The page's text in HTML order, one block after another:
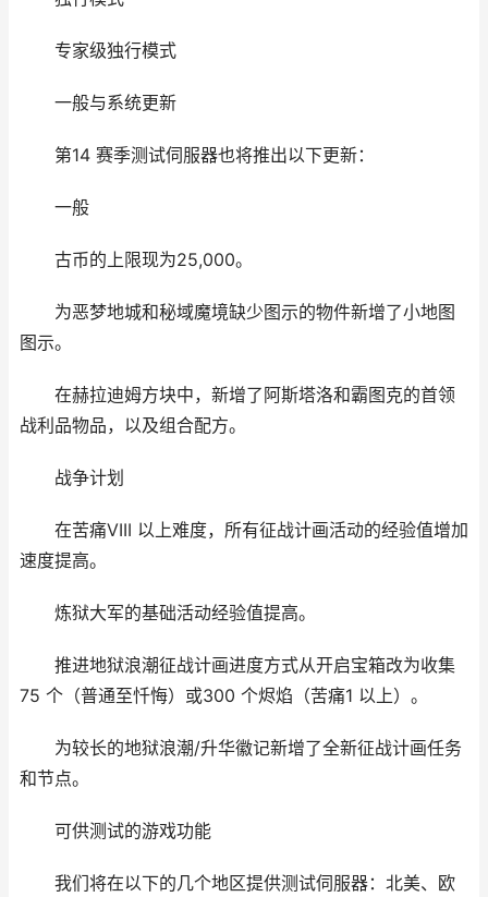
专家级独行模式
一般与系统更新
第14 赛季测试伺服器也将推出以下更新：
一般
古币的上限现为25,000。
为恶梦地城和秘域魔境缺少图示的物件新增了小地图
图示。
在赫拉迪姆方块中，新增了阿斯塔洛和霸图克的首领
战利品物品，以及组合配方。
战争计划
在苦痛VIII 以上难度，所有征战计画活动的经验值增加
速度提高。
炼狱大军的基础活动经验值提高。
推进地狱浪潮征战计画进度方式从开启宝箱改为收集
75 个（普通至忏悔）或300 个烬焰（苦痛1 以上）。
为较长的地狱浪潮/升华徽记新增了全新征战计画任务
和节点。
可供测试的游戏功能
我们将在以下的几个地区提供测试伺服器：北美、欧